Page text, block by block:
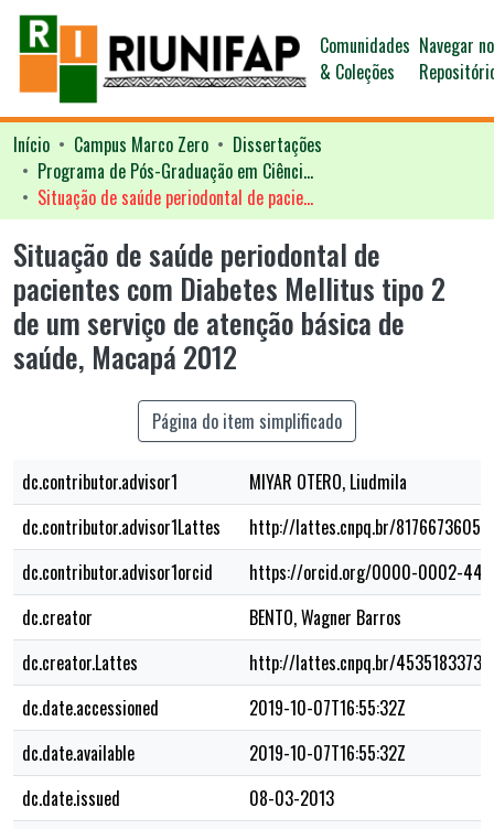
Comunidades
& Coleções
Navegar no
Início Campus Marco Zero
Dissertações
Programa de Pós-Graduação em Ciências da Saúde - PPGCS
Situação de saúde periodontal de pacientes com Diabetes Mellitus tipo 2 de um serviço de atenção básica de saúde, Macapá 2012
Situação de saúde periodontal de
pacientes com Diabetes Mellitus tipo 2
de um serviço de atenção básica de
saúde, Macapá 2012
Página do item simplificado
dc.contributor.advisor1
MIYAR OTERO, Liudmila
dc.contributor.advisor1Lattes
http://lattes.cnpq.br/
dc.contributor.advisor1orcid
https://orcid.org/0000-0002-
dc.creator
BENTO, Wagner Barros
dc.creator.Lattes
http://lattes.cnpq.br/
dc.date.accessioned
2019-10-07T16:55:32Z
dc.date.available
2019-10-07T16:55:32Z
dc.date.issued
08-03-2013